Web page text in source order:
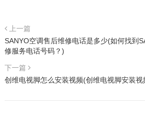
上一篇
SANYO空调售后维修电话是多少(如何找到
修服务电话号码？)
下一篇
创维电视脚怎么安装视频(创维电视脚安装